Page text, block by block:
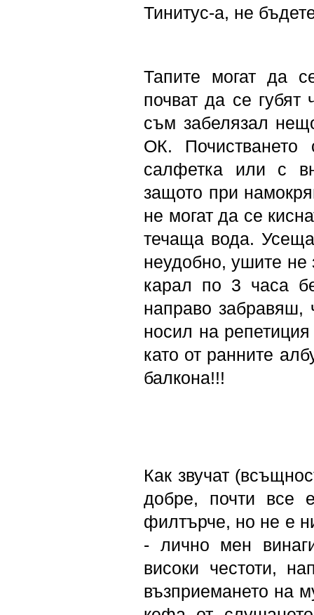
Тинитус-а, не
Тапите могат да
почват да се губят
съм забелязал
ОК. Почистването
салфетка или с
защото при
не могат да се
течаща вода.
неудобно, ушите не
карал по 3 часа
направо забравяш,
носил на
като от ранните
балкона!!!
Как звучат
добре, почти все
филтърче, но не е
- лично мен
високи честоти,
възприемането на